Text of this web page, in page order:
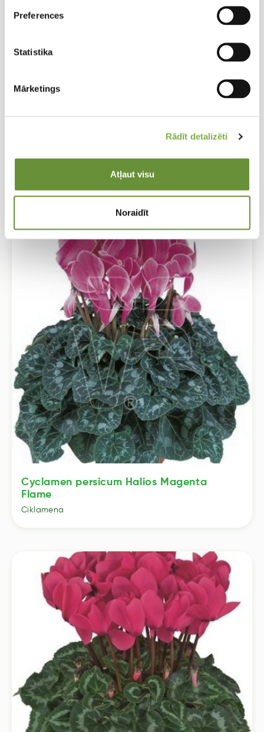
Preferences
Statistika
Mārketings
Rādīt detalizēti
Atļaut visu
Noraidīt
Cyclamen persicum Halios Magenta
Flame
Ciklamena